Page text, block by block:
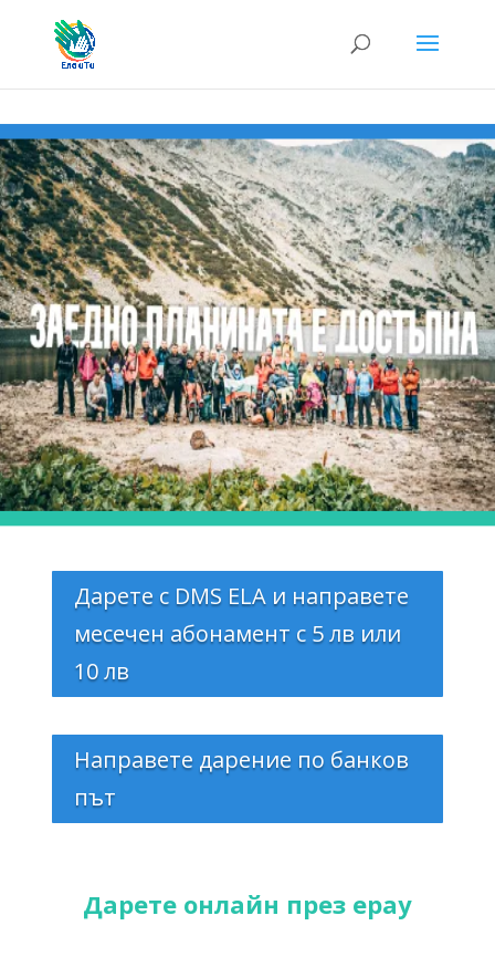
Дарете с DMS ELA и направете
месечен абонамент с 5 лв или
10 лв
Направете дарение по банков
път
Дарете онлайн през epay